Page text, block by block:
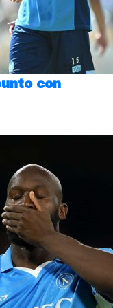
con